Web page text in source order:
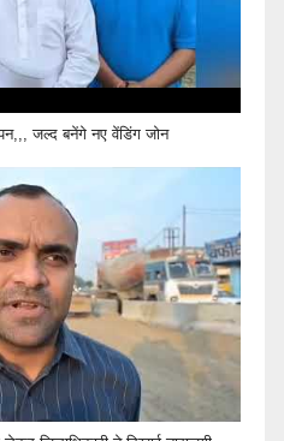
जल्द बनेंगे नए वेंडिंग जोन